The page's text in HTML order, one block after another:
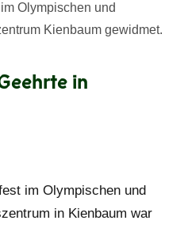
Olympischen und
Kienbaum gewidmet.
in
im Olympischen und
in Kienbaum war